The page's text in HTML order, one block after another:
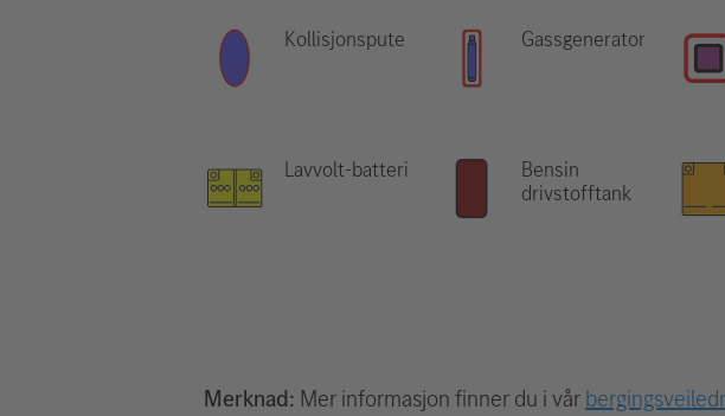
Kollisjonspute Gassgenerator
Lavvolt-batteri
Bensin
drivstofftank
Merknad: Mer informasjon finner du i vår